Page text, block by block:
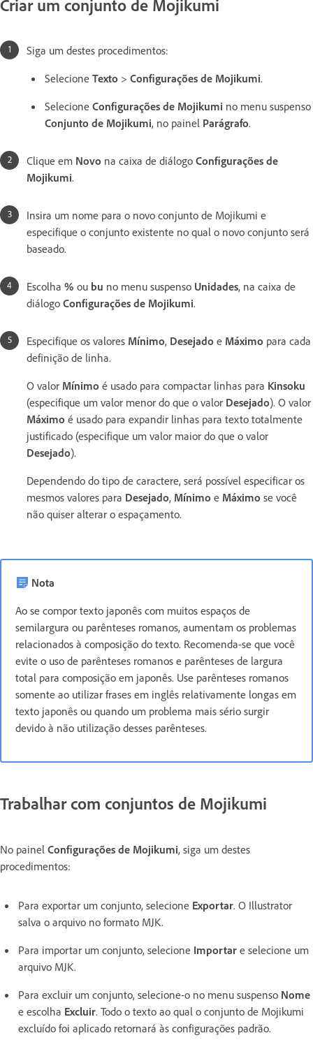
Criar um conjunto de Mojikumi
Siga um destes procedimentos:
Selecione Texto > Configurações de Mojikumi.
Selecione Configurações de Mojikumi no menu suspenso
Conjunto de Mojikumi, no painel Parágrafo.
Clique em Novo na caixa de diálogo Configurações de
Mojikumi.
Insira um nome para o novo conjunto de Mojikumi e
especifique o conjunto existente no qual o novo conjunto será
baseado.
Escolha % ou bu no menu suspenso Unidades, na caixa de
diálogo Configurações de Mojikumi.
Especifique os valores Mínimo, Desejado e Máximo para cada
definição de linha.
O valor Mínimo é usado para compactar linhas para Kinsoku
(especifique um valor menor do que o valor Desejado). O valor
Máximo é usado para expandir linhas para texto totalmente
justificado (especifique um valor maior do que o valor
Desejado).
Dependendo do tipo de caractere, será possível especificar os
mesmos valores para Desejado, Mínimo e Máximo se você
não quiser alterar o espaçamento.
Nota
Ao se compor texto japonês com muitos espaços de
semilargura ou parênteses romanos, aumentam os problemas
relacionados à composição do texto. Recomenda-se que você
evite o uso de parênteses romanos e parênteses de largura
total para composição em japonês. Use parênteses romanos
somente ao utilizar frases em inglês relativamente longas em
texto japonês ou quando um problema mais sério surgir
devido à não utilização desses parênteses.
Trabalhar com conjuntos de Mojikumi
No painel Configurações de Mojikumi, siga um destes
procedimentos:
Para exportar um conjunto, selecione Exportar. O Illustrator
salva o arquivo no formato MJK.
Para importar um conjunto, selecione Importar e selecione um
arquivo MJK.
Para excluir um conjunto, selecione-o no menu suspenso Nome
e escolha Excluir. Todo o texto ao qual o conjunto de Mojikumi
excluído foi aplicado retornará às configurações padrão.